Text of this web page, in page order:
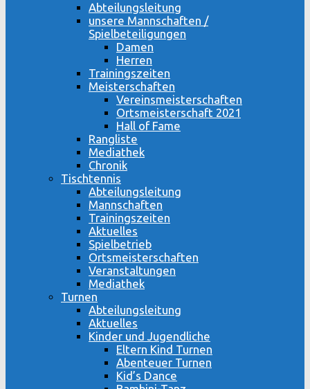
Abteilungsleitung
unsere Mannschaften /
Spielbeteiligungen
Damen
Herren
Trainingszeiten
Meisterschaften
Vereinsmeisterschaften
Ortsmeisterschaft 2021
Hall of Fame
Rangliste
Mediathek
Chronik
Tischtennis
Abteilungsleitung
Mannschaften
Trainingszeiten
Aktuelles
Spielbetrieb
Ortsmeisterschaften
Veranstaltungen
Mediathek
Turnen
Abteilungsleitung
Aktuelles
Kinder und Jugendliche
Eltern Kind Turnen
Abenteuer Turnen
Kid’s Dance